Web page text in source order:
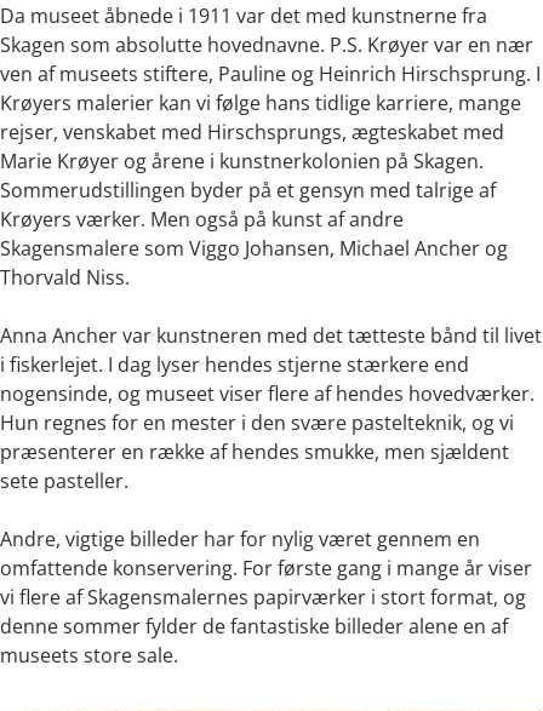
Da museet åbnede i 1911 var det med kunstnerne fra
Skagen som absolutte hovednavne. P.S. Krøyer var en nær
ven af museets stiftere, Pauline og Heinrich Hirschsprung. I
Krøyers malerier kan vi følge hans tidlige karriere, mange
rejser, venskabet med Hirschsprungs, ægteskabet med
Marie Krøyer og årene i kunstnerkolonien på Skagen.
Sommerudstillingen byder på et gensyn med talrige af
Krøyers værker. Men også på kunst af andre
Skagensmalere som Viggo Johansen, Michael Ancher og
Thorvald Niss.
Anna Ancher var kunstneren med det tætteste bånd til livet
i fiskerlejet. I dag lyser hendes stjerne stærkere end
nogensinde, og museet viser flere af hendes hovedværker.
Hun regnes for en mester i den svære pastelteknik, og vi
præsenterer en række af hendes smukke, men sjældent
sete pasteller.
Andre, vigtige billeder har for nylig været gennem en
omfattende konservering. For første gang i mange år viser
vi flere af Skagensmalernes papirværker i stort format, og
denne sommer fylder de fantastiske billeder alene en af
museets store sale.